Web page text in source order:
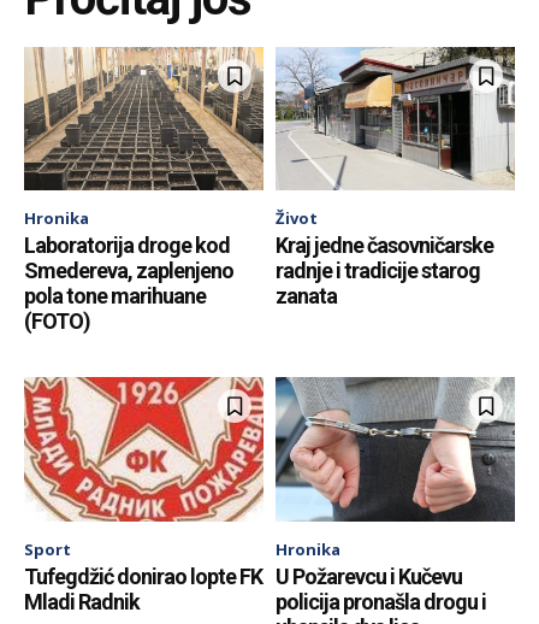
Hronika
Laboratorija droge kod
Smedereva, zaplenjeno
pola tone marihuane
(FOTO)
Život
Kraj jedne časovničarske
radnje i tradicije starog
zanata
Sport
Tufegdžić donirao lopte FK
Mladi Radnik
Hronika
U Požarevcu i Kučevu
policija pronašla drogu i